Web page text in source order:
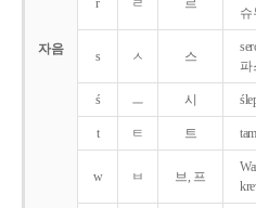
자음
r ㄹ 르
슈
s ㅅ 스
파
ś ㅡ 시
t ㅌ 트
w ㅂ 브, 프